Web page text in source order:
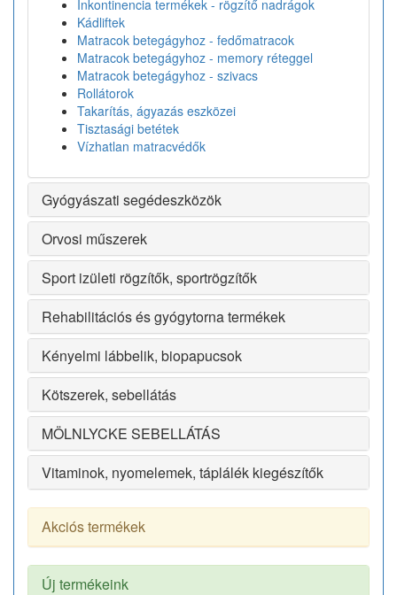
Inkontinencia termékek - rögzítő nadrágok
Kádliftek
Matracok betegágyhoz - fedőmatracok
Matracok betegágyhoz - memory réteggel
Matracok betegágyhoz - szivacs
Rollátorok
Takarítás, ágyazás eszközei
Tisztasági betétek
Vízhatlan matracvédők
Gyógyászati segédeszközök
Orvosi műszerek
Sport izületi rögzítők, sportrögzítők
Rehabilitációs és gyógytorna termékek
Kényelmi lábbelik, biopapucsok
Kötszerek, sebellátás
MÖLNLYCKE SEBELLÁTÁS
Vitaminok, nyomelemek, táplálék kiegészítők
Akciós termékek
Új termékeink